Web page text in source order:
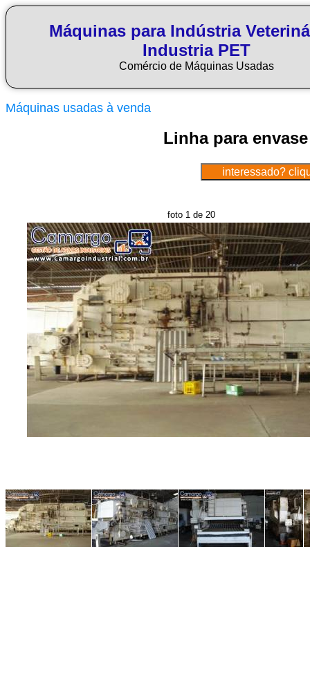
Máquinas para Indústria
Industria PET
Comércio de Máquinas Usadas
Máquinas usadas à venda
Linha para
foto 1 de 20